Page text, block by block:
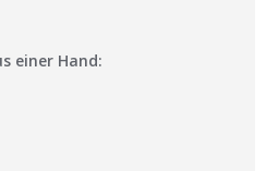
einer Hand: